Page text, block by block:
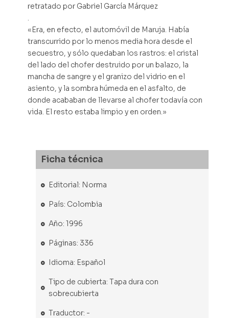
retratado por Gabriel García Márquez
.
«Era, en efecto, el automóvil de Maruja. Había
transcurrido por lo menos media hora desde el
secuestro, y sólo quedaban los rastros: el cristal
del lado del chofer destruido por un balazo, la
mancha de sangre y el granizo del vidrio en el
asiento, y la sombra húmeda en el asfalto, de
donde acababan de llevarse al chofer todavía con
vida. El resto estaba limpio y en orden.»
Ficha técnica
Editorial: Norma
País: Colombia
Año: 1996
Páginas: 336
Idioma: Español
Tipo de cubierta: Tapa dura con
sobrecubierta
Traductor: -